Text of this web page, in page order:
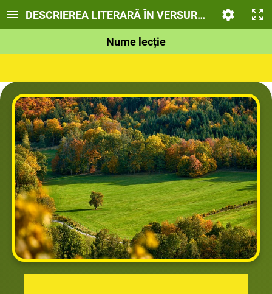
DESCRIEREA LITERARĂ ÎN VERSURI. "SFÂRȘIT
Nume lecție